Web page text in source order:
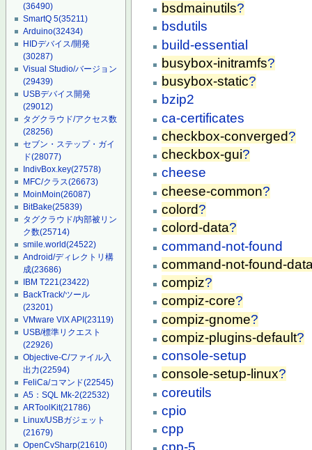
(36490)
SmartQ 5(35211)
Arduino(32434)
HIDデバイス/開発
(30287)
Visual Studio/バージョン
(29439)
USBデバイス開発
(29012)
タグクラウド/アクセス数
(28256)
セブン・ステップ・ガイ
ド(28077)
IndivBox.key(27578)
MFC/クラス(26673)
MoinMoin(26087)
BitBake(25839)
タグクラウド/内部被リン
ク数(25714)
smile.world(24522)
Android/ディレクトリ構
成(23686)
IBM T221(23422)
BackTrack/ツール
(23201)
VMware VIX API(23119)
USB/標準リクエスト
(22926)
Objective-C/ファイル入
出力(22594)
FeliCa/コマンド(22545)
A5：SQL Mk-2(22532)
ARToolKit(21786)
Linux/USBガジェット
(21679)
OpenCvSharp(21610)
bsdmainutils?
bsdutils
build-essential
busybox-initramfs?
busybox-static?
bzip2
ca-certificates
checkbox-converged?
checkbox-gui?
cheese
cheese-common?
colord?
colord-data?
command-not-found
command-not-found-
compiz?
compiz-core?
compiz-gnome?
compiz-plugins-default?
console-setup
console-setup-linux?
coreutils
cpio
cpp